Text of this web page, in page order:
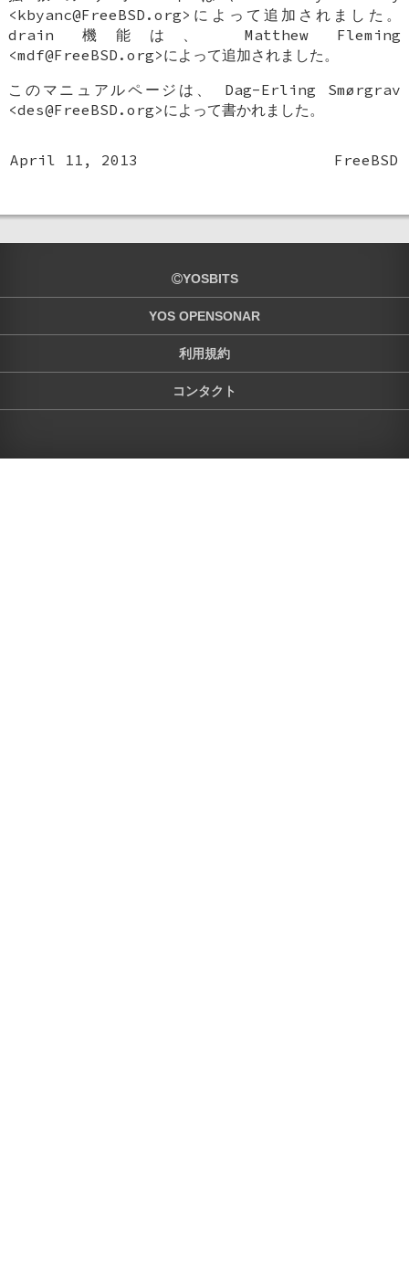
<kbyanc@FreeBSD.org>によって追加されました。
drain 機能は、 Matthew Fleming
<mdf@FreeBSD.org>によって追加されました。
このマニュアルページは、 Dag-Erling Smørgrav
<des@FreeBSD.org>によって書かれました。
April 11, 2013 FreeBSD
YOSBITS
YOS OPENSONAR
利用規約
コンタクト